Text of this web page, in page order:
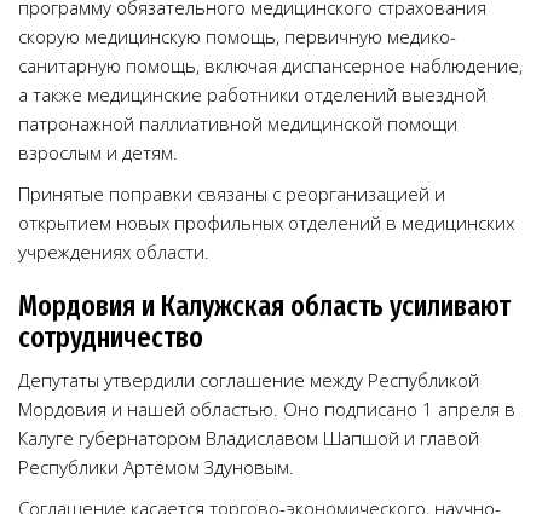
программу обязательного медицинского страхования
скорую медицинскую помощь, первичную медико-
санитарную помощь, включая диспансерное наблюдение,
а также медицинские работники отделений выездной
патронажной паллиативной медицинской помощи
взрослым и детям.
Принятые поправки связаны с реорганизацией и
открытием новых профильных отделений в медицинских
учреждениях области.
Мордовия и Калужская область усиливают
сотрудничество
Депутаты утвердили соглашение между Республикой
Мордовия и нашей областью. Оно подписано 1 апреля в
Калуге губернатором Владиславом Шапшой и главой
Республики Артёмом Здуновым.
Соглашение касается торгово-экономического, научно-